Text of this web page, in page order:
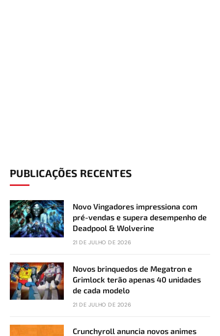
PUBLICAÇÕES RECENTES
Novo Vingadores impressiona com
pré-vendas e supera desempenho de
Deadpool & Wolverine
21 DE JULHO DE 2026
Novos brinquedos de Megatron e
Grimlock terão apenas 40 unidades
de cada modelo
21 DE JULHO DE 2026
Crunchyroll anuncia novos animes